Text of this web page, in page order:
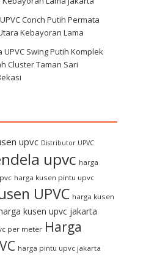
Conch Putih Permata
Kebayoran Lama
UPVC Swing Putih Komplek
Cluster Taman Sari
upvc Distributor UPVC
upvc harga
harga kusen pintu upvc
UPVC harga kusen
kusen upvc jakarta
per meter Harga
harga pintu upvc jakarta